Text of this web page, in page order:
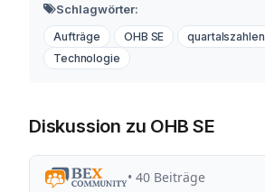
Schlagwörter:
Aufträge OHB SE quartalszahlen
Technologie
Diskussion zu OHB SE